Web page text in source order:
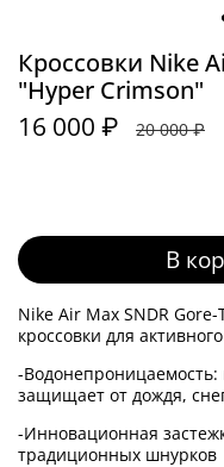
Кроссовки Nike
"Hyper Crimson"
16 000 ₽ 20 000 ₽
В
Nike Air Max SNDR
кроссовки для
-
защищает от дождя,
-Инновационная
традиционных шнурков